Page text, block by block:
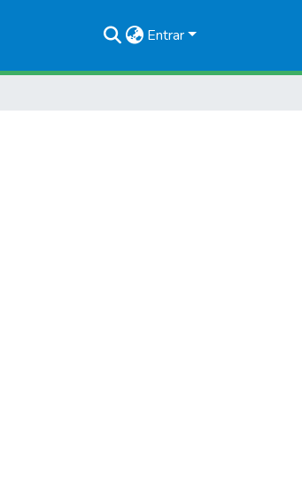
Entrar